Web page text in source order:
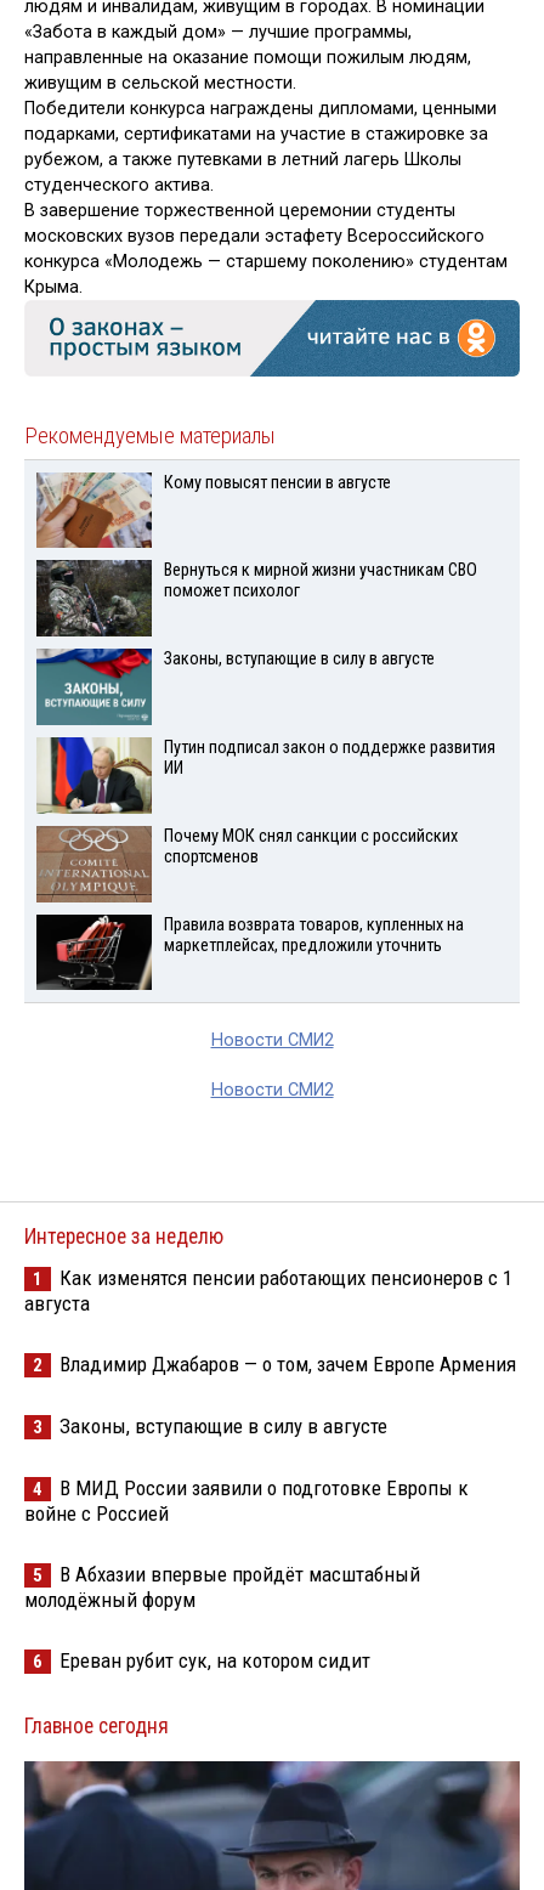
людям и инвалидам, живущим в городах. В номинации
«Забота в каждый дом» — лучшие программы,
направленные на оказание помощи пожилым людям,
живущим в сельской местности.
Победители конкурса награждены дипломами, ценными
подарками, сертификатами на участие в стажировке за
рубежом, а также путевками в летний лагерь Школы
студенческого актива.
В завершение торжественной церемонии студенты
московских вузов передали эстафету Всероссийского
конкурса «Молодежь — старшему поколению» студентам
Крыма.
Рекомендуемые материалы
Кому повысят пенсии в августе
Вернуться к мирной жизни участникам СВО
поможет психолог
Законы, вступающие в силу в августе
Путин подписал закон о поддержке развития
ИИ
Почему МОК снял санкции с российских
спортсменов
Правила возврата товаров, купленных на
маркетплейсах, предложили уточнить
Новости СМИ2
Новости СМИ2
Интересное за неделю
1
Как изменятся пенсии работающих пенсионеров с 1
августа
2 Владимир Джабаров — о том, зачем Европе Армения
3 Законы, вступающие в силу в августе
4
В МИД России заявили о подготовке Европы к
войне с Россией
5
В Абхазии впервые пройдёт масштабный
молодёжный форум
6 Ереван рубит сук, на котором сидит
Главное сегодня